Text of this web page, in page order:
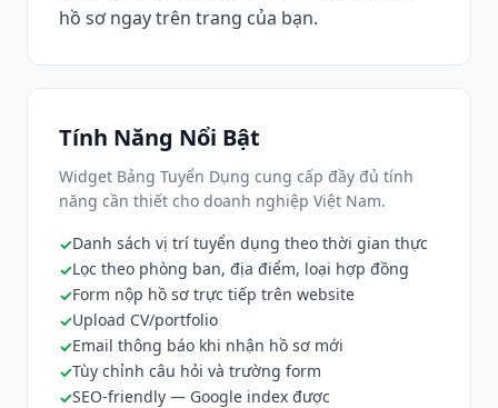
hồ sơ ngay trên trang của bạn.
Tính Năng Nổi Bật
Widget Bảng Tuyển Dụng cung cấp đầy đủ tính
năng cần thiết cho doanh nghiệp Việt Nam.
Danh sách vị trí tuyển dụng theo thời gian thực
Lọc theo phòng ban, địa điểm, loại hợp đồng
Form nộp hồ sơ trực tiếp trên website
Upload CV/portfolio
Email thông báo khi nhận hồ sơ mới
Tùy chỉnh câu hỏi và trường form
SEO-friendly — Google index được